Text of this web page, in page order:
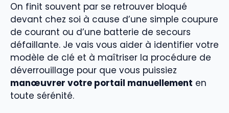
On finit souvent par se retrouver bloqué
devant chez soi à cause d’une simple coupure
de courant ou d’une batterie de secours
défaillante. Je vais vous aider à identifier votre
modèle de clé et à maîtriser la procédure de
déverrouillage pour que vous puissiez
manœuvrer votre portail manuellement en
toute sérénité.